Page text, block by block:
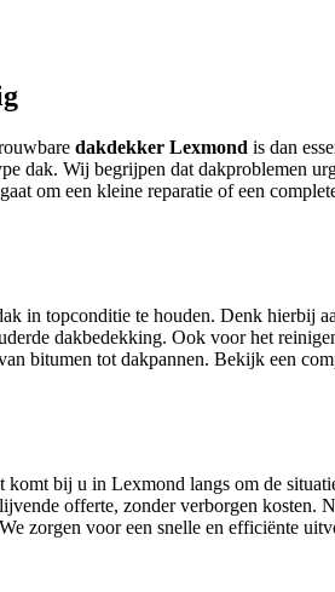
dakdekker Lexmond is dan
dak. Wij begrijpen dat dakproblemen
om een kleine reparatie of een
in topconditie te houden. Denk hierbij
dakbedekking. Ook voor het
bitumen tot dakpannen. Bekijk een
bij u in Lexmond langs om de
offerte, zonder verborgen kosten.
zorgen voor een snelle en efficiënte